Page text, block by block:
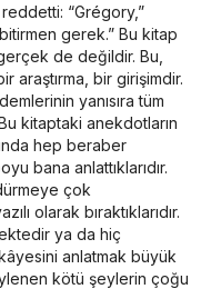
“Grégory,”
gerek.” Bu kitap
de değildir. Bu,
araştırma, bir girişimdir.
yanısıra tüm
kitaptaki anekdotların
hep beraber
bana anlattıklarıdır.
çok
olarak bıraktıklarıdır.
ya da hiç
anlatmak büyük
kötü şeylerin çoğu